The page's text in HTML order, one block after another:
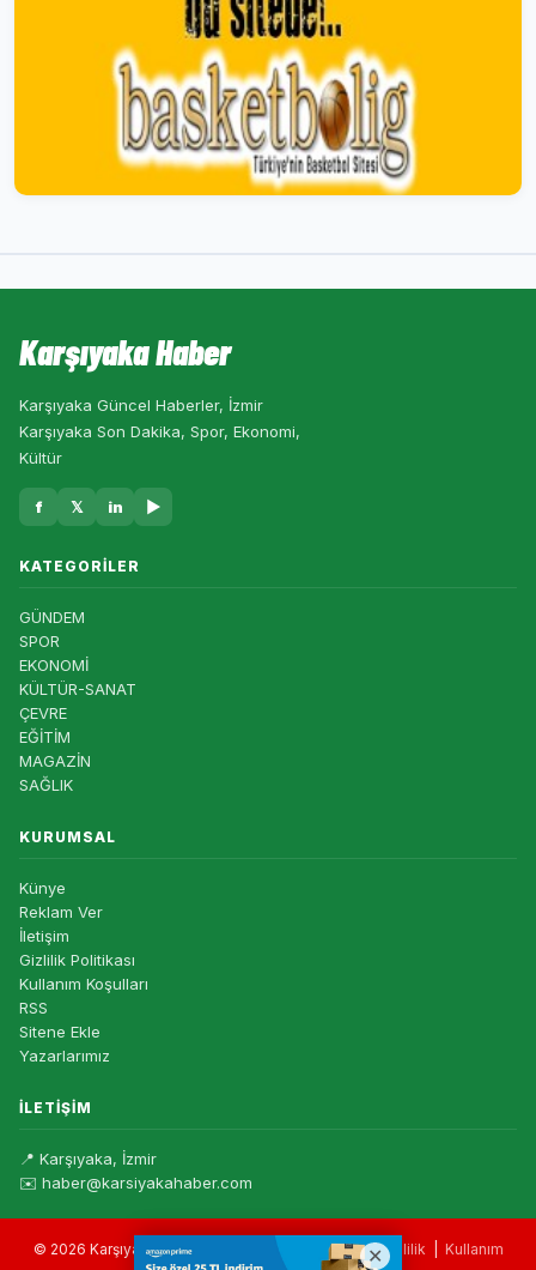
Karşıyaka Haber
Karşıyaka Güncel Haberler, İzmir
Karşıyaka Son Dakika, Spor, Ekonomi,
Kültür
f 𝕏 in ▶
KATEGORILER
GÜNDEM
SPOR
EKONOMİ
KÜLTÜR-SANAT
ÇEVRE
EĞİTİM
MAGAZİN
SAĞLIK
KURUMSAL
Künye
Reklam Ver
İletişim
Gizlilik Politikası
Kullanım Koşulları
RSS
Sitene Ekle
Yazarlarımız
İLETIŞIM
📍 Karşıyaka, İzmir
✉️ haber@karsiyakahaber.com
© 2026 Karşıyaka Haber — Tüm hakları saklıdır. |Gizlilik
Kullanım